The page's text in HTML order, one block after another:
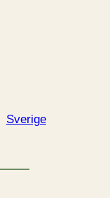
Sverige